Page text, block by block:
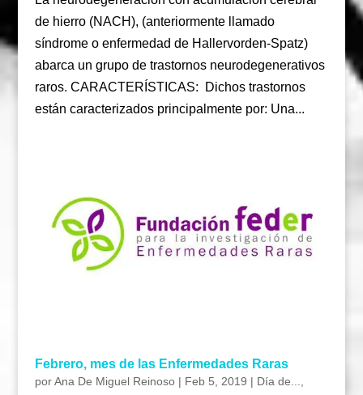
de hierro (NACH), (anteriormente llamado
síndrome o enfermedad de Hallervorden-Spatz)
abarca un grupo de trastornos neurodegenerativos
raros. CARACTERÍSTICAS: Dichos trastornos
están caracterizados principalmente por: Una...
Febrero, mes de las Enfermedades Raras
porAna De Miguel Reinoso| Feb 5, 2019 | Día de...